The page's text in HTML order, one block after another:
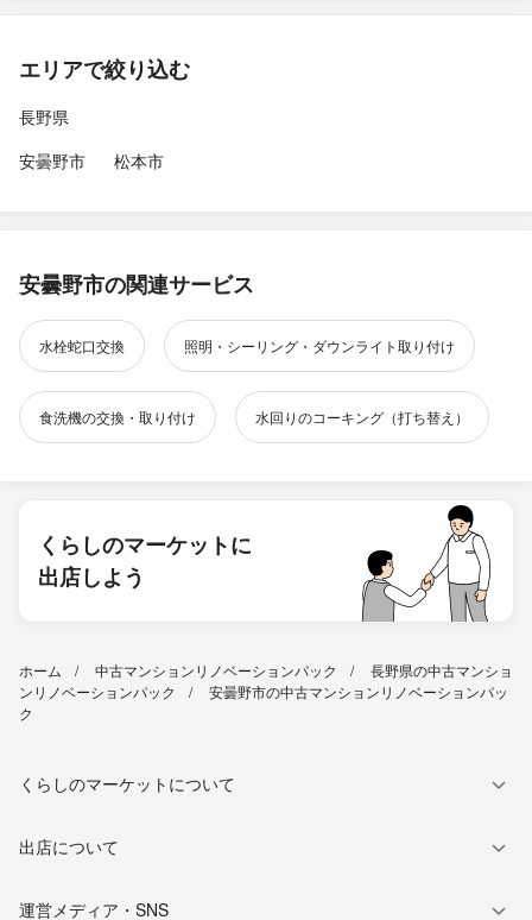
エリアで絞り込む
長野県
安曇野市
松本市
安曇野市の関連サービス
水栓蛇口交換 照明・シーリング・ダウンライト取り付け
食洗機の交換・取り付け 水回りのコーキング（打ち替え）
くらしのマーケットに
出店しよう
ホーム 中古マンションリノベーションパック
長野県の中古マンショ
ンリノベーションパック
安曇野市の中古マンションリノベーションパッ
ク
くらしのマーケットについて
出店について
運営メディア・SNS